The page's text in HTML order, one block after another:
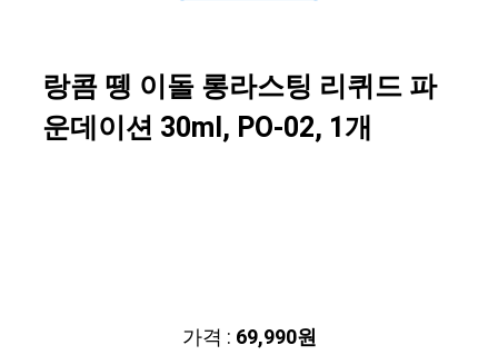
랑콤 뗑 이돌 롱라스팅 리퀴드 파
운데이션 30ml, PO-02, 1개
가격 : 69,990원